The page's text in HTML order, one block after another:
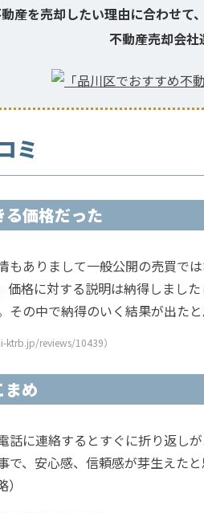
産を売却したい理由に合わせて
不動産売却会社
ミ
価格だった
もありまして一般公開の売買
価格に対する説明は納得しまし
の中で納得のいく結果が出たと
reviews/10439）
まめ
話に連絡するとすぐに折り返し
で、安心感、信頼感が芽生えた